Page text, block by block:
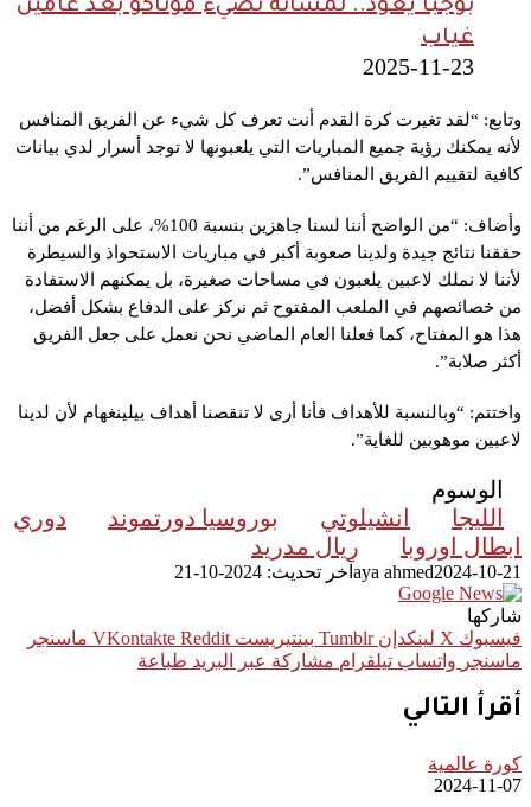
بوجبا يعود.. لمساته تضيء موناكو بعد عامين
غياب
2025-11-23
وتابع: “لقد تغيرت كرة القدم أنت تعرف كل شيء عن الفريق المنافس
لأنه يمكنك رؤية جميع المباريات التي يلعبونها لا توجد أسرار لدي بيانات
كافية لتقييم الفريق المنافس”.
وأضاف: “من الواضح أننا لسنا جاهزين بنسبة 100%، على الرغم من أننا
حققنا نتائج جيدة ولدينا صعوبة أكبر في مباريات الاستحواذ والسيطرة
لأننا لا نملك لاعبين يلعبون في مساحات صغيرة، بل يمكنهم الاستفادة
من خصائصهم في الملعب المفتوح ثم نركز على الدفاع بشكل أفضل،
هذا هو المفتاح، كما فعلنا العام الماضي نحن نعمل على جعل الفريق
أكثر صلابة”.
واختتم: “وبالنسبة للأهداف فأنا أرى لا تنقصنا أهداف بيلينغهام لأن لدينا
لاعبين موهوبين للغاية”.
الوسوم
الليجا
انشيلوتي بوروسيا دورتموند
دوري
ابطال اوروبا
ريال مدريد
aya ahmed2024-10-21 آخر تحديث: 2024-10-21
شاركها
فيسبوك ‫X لينكدإن بينتيريست
ماسنجر
ماسنجر واتساب تيلقرام مشاركة عبر البريد طباعة
أقرأ التالي
كورة عالمية
2024-11-07